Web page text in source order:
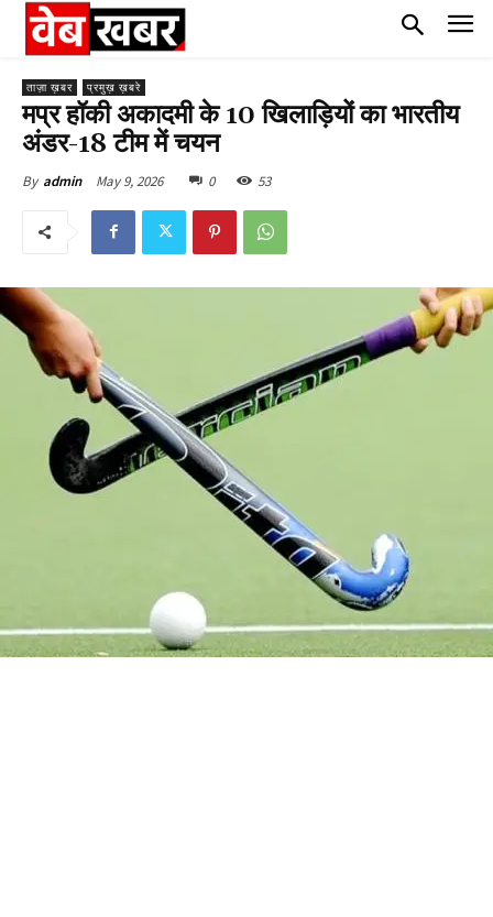
ताज़ा ख़बर प्रमुख़ ख़बरे
मप्र हॉकी अकादमी के 10 खिलाड़ियों का भारतीय
अंडर-18 टीम में चयन
By admin May 9, 2026 0 53